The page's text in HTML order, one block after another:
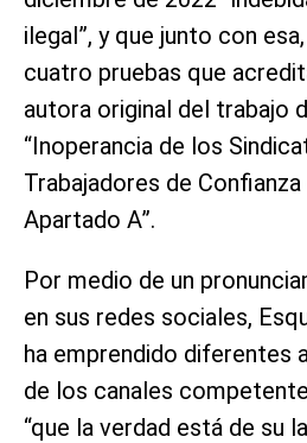
ilegal”, y que junto con
cuatro pruebas que
autora original del trabajo
“Inoperancia de los
Trabajadores de
Apartado A”.
Por medio de un
en sus redes sociales,
ha emprendido diferentes
de los canales
“que la verdad está de su